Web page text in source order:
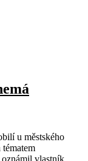
u městského
vlastník